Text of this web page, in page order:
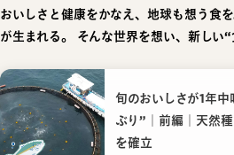
おいしさと健康をかなえ、地球も想う食
が生まれる。
そんな世界を想い、新しい“
旬のおいしさが1年
ぶり”｜前編｜天然
を確立